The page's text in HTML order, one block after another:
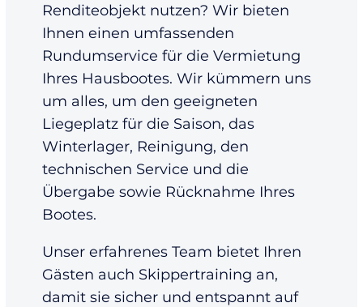
Renditeobjekt nutzen? Wir bieten
Ihnen einen umfassenden
Rundumservice für die Vermietung
Ihres Hausbootes. Wir kümmern uns
um alles, um den geeigneten
Liegeplatz für die Saison, das
Winterlager, Reinigung, den
technischen Service und die
Übergabe sowie Rücknahme Ihres
Bootes.
Unser erfahrenes Team bietet Ihren
Gästen auch Skippertraining an,
damit sie sicher und entspannt auf